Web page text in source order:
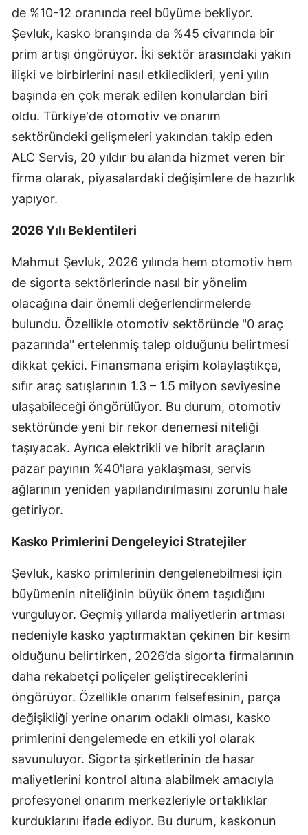
Erzurum
Eskişehir
Gaziantep
Giresun
Gümüşhane
Hakkari
Hatay
İstanbul
İzmir
Kars
Kastamonu
Kayseri
Kırklareli
Kırşehir
Kocaeli
Konya
Malatya
Manisa
Kahramanmaraş
Mardin
Muğla
Muş
Nevşehir
Niğde
Ordu
Rize
Sakarya
de %10-12 oranında reel büyüme bekliyor.
Şevluk, kasko branşında da %45 civarında bir
prim artışı öngörüyor. İki sektör arasındaki yakın
ilişki ve birbirlerini nasıl etkiledikleri, yeni yılın
başında en çok merak edilen konulardan biri
oldu. Türkiye'de otomotiv ve onarım
sektöründeki gelişmeleri yakından takip eden
ALC Servis, 20 yıldır bu alanda hizmet veren bir
firma olarak, piyasalardaki değişimlere de hazırlık
yapıyor.
2026 Yılı Beklentileri
Mahmut Şevluk, 2026 yılında hem otomotiv hem
de sigorta sektörlerinde nasıl bir yönelim
olacağına dair önemli değerlendirmelerde
bulundu. Özellikle otomotiv sektöründe "0 araç
pazarında" ertelenmiş talep olduğunu belirtmesi
dikkat çekici. Finansmana erişim kolaylaştıkça,
sıfır araç satışlarının 1.3 – 1.5 milyon seviyesine
ulaşabileceği öngörülüyor. Bu durum, otomotiv
sektöründe yeni bir rekor denemesi niteliği
taşıyacak. Ayrıca elektrikli ve hibrit araçların
pazar payının %40'lara yaklaşması, servis
ağlarının yeniden yapılandırılmasını zorunlu hale
getiriyor.
Kasko Primlerini Dengeleyici Stratejiler
Şevluk, kasko primlerinin dengelenebilmesi için
büyümenin niteliğinin büyük önem taşıdığını
vurguluyor. Geçmiş yıllarda maliyetlerin artması
nedeniyle kasko yaptırmaktan çekinen bir kesim
olduğunu belirtirken, 2026’da sigorta firmalarının
daha rekabetçi poliçeler geliştireceklerini
öngörüyor. Özellikle onarım felsefesinin, parça
değişikliği yerine onarım odaklı olması, kasko
primlerini dengelemede en etkili yol olarak
savunuluyor. Sigorta şirketlerinin de hasar
maliyetlerini kontrol altına alabilmek amacıyla
profesyonel onarım merkezleriyle ortaklıklar
kurduklarını ifade ediyor. Bu durum, kaskonun